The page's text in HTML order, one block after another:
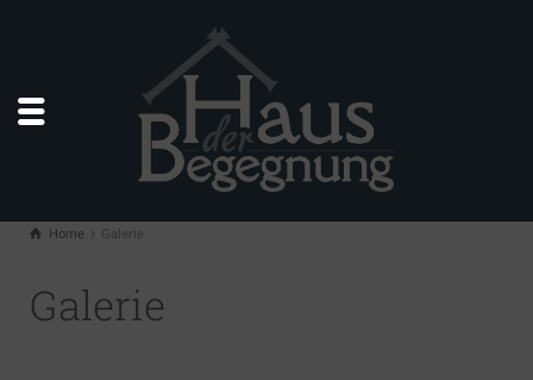
Home Galerie
Galerie